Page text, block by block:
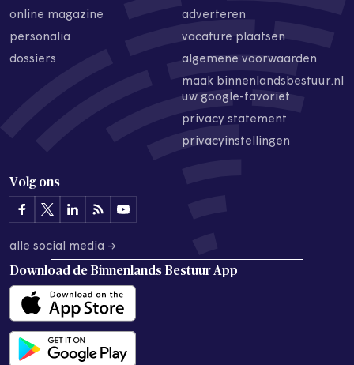
online magazine
personalia
dossiers
adverteren
vacature plaatsen
algemene voorwaarden
maak binnenlandsbestuur.nl
uw google-favoriet
privacy statement
privacyinstellingen
Volg ons
alle social media →
Download de Binnenlands Bestuur App